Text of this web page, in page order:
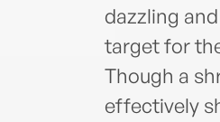
dazzling
target for
Though a
effectively